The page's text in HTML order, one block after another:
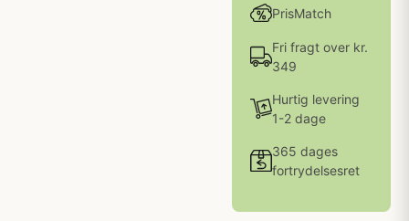
PrisMatch
Fri fragt over kr.
349
Hurtig levering
1-2 dage
365 dages
fortrydelsesret